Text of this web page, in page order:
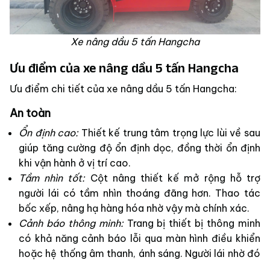
Xe nâng dầu 5 tấn Hangcha
Ưu điểm của xe nâng dầu 5 tấn Hangcha
Ưu điểm chi tiết của xe nâng dầu 5 tấn Hangcha:
An toàn
Ổn định cao:Thiết kế trung tâm trọng lực lùi về sau
giúp tăng cường độ ổn định dọc, đồng thời ổn định
khi vận hành ở vị trí cao.
Tầm nhìn tốt:Cột nâng thiết kế mở rộng hỗ trợ
người lái có tầm nhìn thoáng đãng hơn. Thao tác
bốc xếp, nâng hạ hàng hóa nhờ vậy mà chính xác.
Cảnh báo thông minh:Trang bị thiết bị thông minh
có khả năng cảnh báo lỗi qua màn hình điều khiển
hoặc hệ thống âm thanh, ánh sáng. Người lái nhờ đó